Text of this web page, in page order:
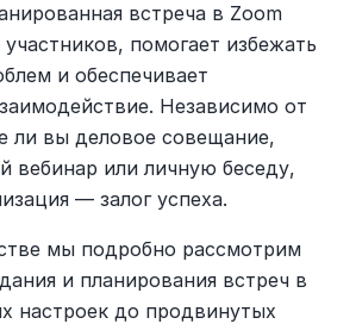
встреча в Zoom
помогает избежать
и обеспечивает
Независимо от
ли вы деловое совещание,
вебинар или личную беседу,
— залог успеха.
мы подробно рассмотрим
и планирования встреч в
настроек до продвинутых